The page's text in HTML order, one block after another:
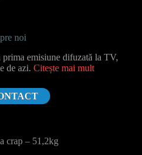
noi
emisiune difuzată la TV,
de azi. Citește mai mult
crap – 51,2kg